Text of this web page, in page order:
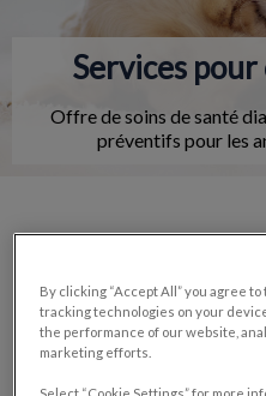
Services
Offre de soins de santé
préventifs pour les
Bilan sanguin
By clicking “Accept All” you agree
tracking technologies on your
the performance of our website,
marketing efforts.